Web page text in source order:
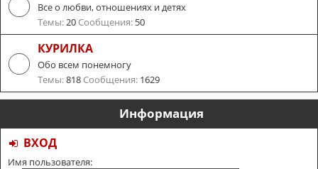
Все о любви, отношениях и детях
Темы:20 Сообщения: 50
КУРИЛКА
Обо всем понемногу
Темы:818 Сообщения: 1629
Информация
ВХОД
Имя пользователя: